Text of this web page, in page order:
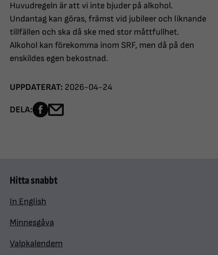
Huvudregeln är att vi inte bjuder på alkohol.
Undantag kan göras, främst vid jubileer och liknande
tillfällen och ska då ske med stor måttfullhet.
Alkohol kan förekomma inom SRF, men då på den
enskildes egen bekostnad.
UPPDATERAT: 2026-04-24
DELA: Dela sidan på Facebook
Hitta snabbt
In English
Minnesgåva
Valpkalendern